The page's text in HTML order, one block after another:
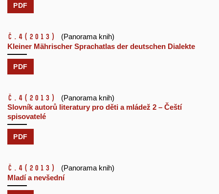
PDF
č.4 (2013)
(Panorama knih)
Kleiner Mährischer Sprachatlas der deutschen Dialekte
PDF
č.4 (2013)
(Panorama knih)
Slovník autorů literatury pro děti a mládež 2 – Čeští
spisovatelé
PDF
č.4 (2013)
(Panorama knih)
Mladí a nevšední